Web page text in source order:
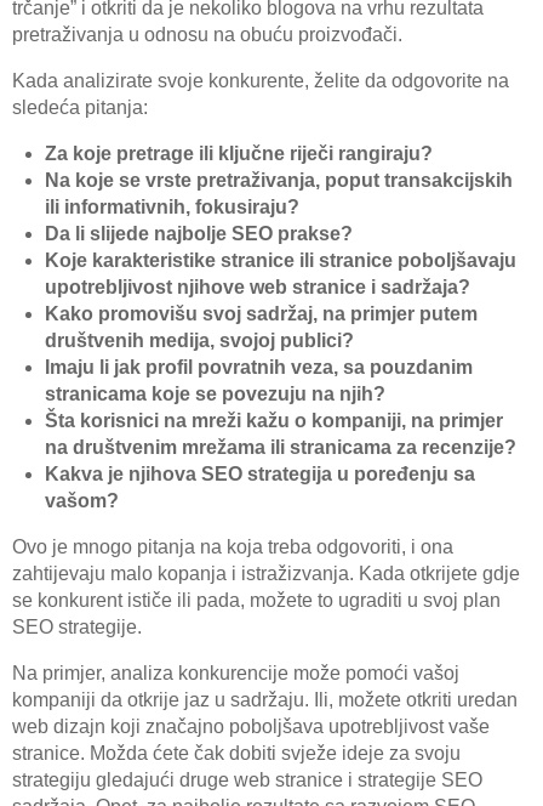
trčanje” i otkriti da je nekoliko blogova na vrhu rezultata
pretraživanja u odnosu na obuću proizvođači.
Kada analizirate svoje konkurente, želite da odgovorite na
sledeća pitanja:
Za koje pretrage ili ključne riječi rangiraju?
Na koje se vrste pretraživanja, poput transakcijskih
ili informativnih, fokusiraju?
Da li slijede najbolje SEO prakse?
Koje karakteristike stranice ili stranice poboljšavaju
upotrebljivost njihove web stranice i sadržaja?
Kako promovišu svoj sadržaj, na primjer putem
društvenih medija, svojoj publici?
Imaju li jak profil povratnih veza, sa pouzdanim
stranicama koje se povezuju na njih?
Šta korisnici na mreži kažu o kompaniji, na primjer
na društvenim mrežama ili stranicama za recenzije?
Kakva je njihova SEO strategija u poređenju sa
vašom?
Ovo je mnogo pitanja na koja treba odgovoriti, i ona
zahtijevaju malo kopanja i istražizvanja. Kada otkrijete gdje
se konkurent ističe ili pada, možete to ugraditi u svoj plan
SEO strategije.
Na primjer, analiza konkurencije može pomoći vašoj
kompaniji da otkrije jaz u sadržaju. Ili, možete otkriti uredan
web dizajn koji značajno poboljšava upotrebljivost vaše
stranice. Možda ćete čak dobiti svježe ideje za svoju
strategiju gledajući druge web stranice i strategije SEO